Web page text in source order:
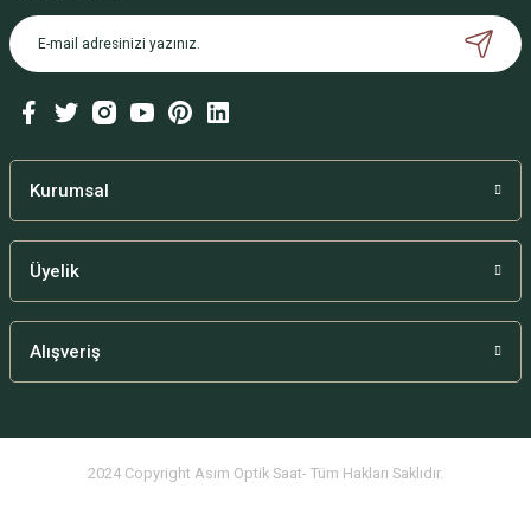
Kurumsal
Üyelik
Alışveriş
2024 Copyright Asım Optik Saat- Tüm Hakları Saklıdır.